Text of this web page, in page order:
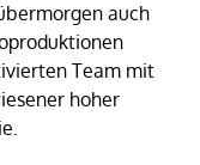
auch
Team mit
hoher